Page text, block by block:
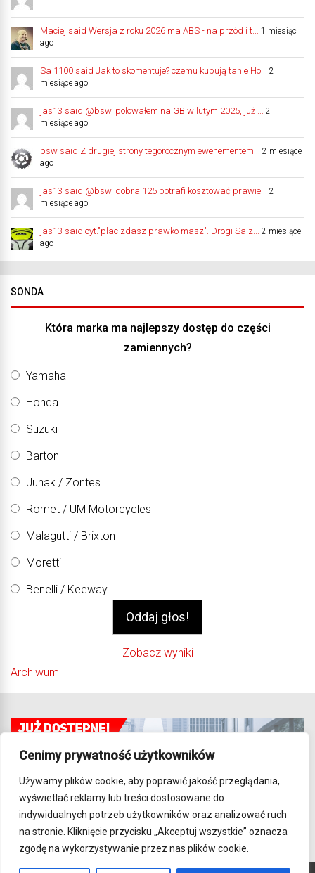
Cenimy prywatność użytkowników
Używamy plików cookie, aby poprawić jakość przeglądania,
wyświetlać reklamy lub treści dostosowane do
indywidualnych potrzeb użytkowników oraz analizować ruch
na stronie. Kliknięcie przycisku „Akceptuj wszystkie” oznacza
zgodę na wykorzystywanie przez nas plików cookie.
Maciej said Wersja z roku 2026 ma ABS - na przód i t...
1 miesiąc
ago
Sa 1100 said Jak to skomentuje? czemu kupują tanie Ho...
2
miesiące ago
jas13 said @bsw, polowałem na GB w lutym 2025, już ...
2
miesiące ago
bsw said Z drugiej strony tegorocznym ewenementem...
2 miesiące
ago
jas13 said @bsw, dobra 125 potrafi kosztować prawie...
2
miesiące ago
jas13 said cyt."plac zdasz prawko masz". Drogi Sa z...
2 miesiące
ago
SONDA
Która marka ma najlepszy dostęp do części
zamiennych?
Yamaha
Honda
Suzuki
Barton
Junak / Zontes
Romet / UM Motorcycles
Malagutti / Brixton
Moretti
Benelli / Keeway
Zobacz wyniki
Archiwum